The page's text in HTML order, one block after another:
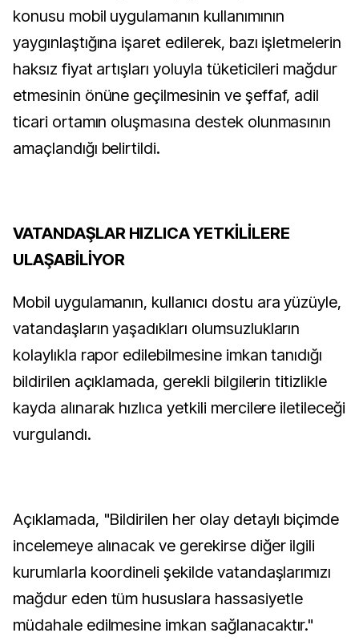
konusu mobil uygulamanın kullanımının
yaygınlaştığına işaret edilerek, bazı işletmelerin
haksız fiyat artışları yoluyla tüketicileri mağdur
etmesinin önüne geçilmesinin ve şeffaf, adil
ticari ortamın oluşmasına destek olunmasının
amaçlandığı belirtildi.
VATANDAŞLAR HIZLICA YETKİLİLERE
ULAŞABİLİYOR
Mobil uygulamanın, kullanıcı dostu ara yüzüyle,
vatandaşların yaşadıkları olumsuzlukların
kolaylıkla rapor edilebilmesine imkan tanıdığı
bildirilen açıklamada, gerekli bilgilerin titizlikle
kayda alınarak hızlıca yetkili mercilere iletileceği
vurgulandı.
Açıklamada, "Bildirilen her olay detaylı biçimde
incelemeye alınacak ve gerekirse diğer ilgili
kurumlarla koordineli şekilde vatandaşlarımızı
mağdur eden tüm hususlara hassasiyetle
müdahale edilmesine imkan sağlanacaktır."